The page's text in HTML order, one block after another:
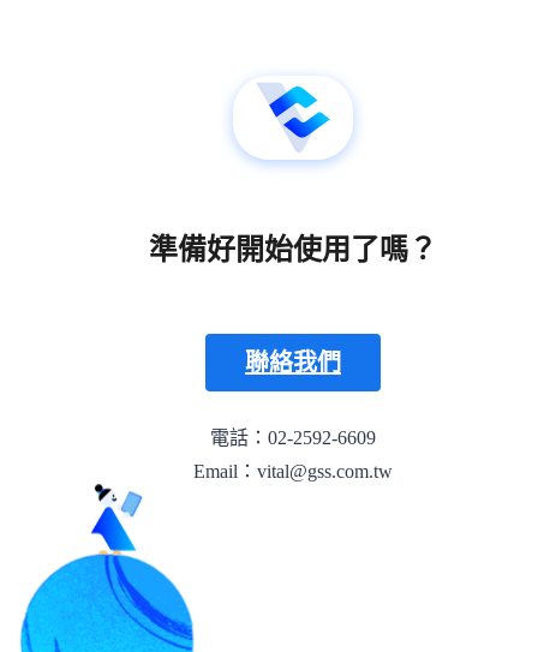
準備好開始使用了嗎？
聯絡我們
電話：02-2592-6609
Email：vital@gss.com.tw